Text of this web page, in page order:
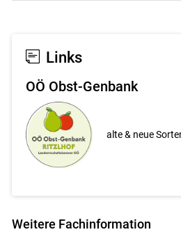
Links
OÖ Obst-Genbank
alte & neue
Weitere Fachinformation